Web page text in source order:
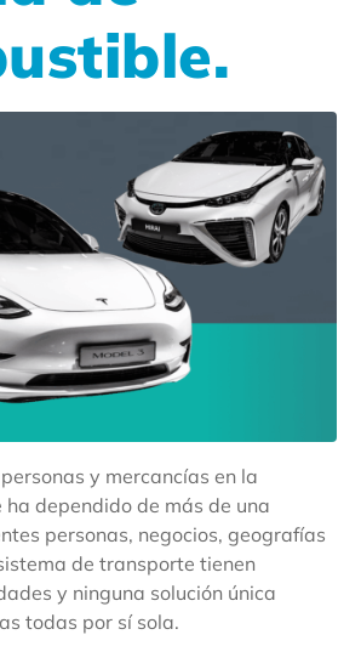
y mercancías en la
dependido de más de una
personas, negocios, geografías
de transporte tienen
y ninguna solución única
todas por sí sola.